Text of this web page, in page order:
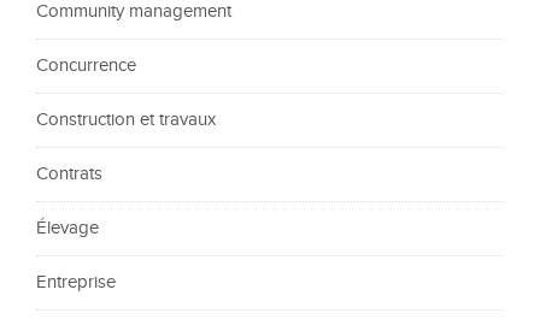
Community management
Concurrence
Construction et travaux
Contrats
Élevage
Entreprise